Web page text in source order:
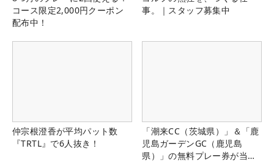
コース限定2,000円クーポン
配布中！
事。｜スタッフ募集中
仲宗根澄香が平均パット数
『TRTL』で6人抜き！
「潮来CC（茨城県）」＆「鹿
児島ガーデンGC（鹿児島
県）」の無料プレー券が当た